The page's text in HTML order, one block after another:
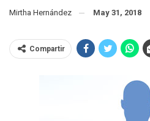
Mirtha Hernández May 31, 2018
Compartir